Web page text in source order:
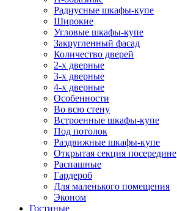
Радиусные шкафы-купе
Широкие
Угловые шкафы-купе
Закругленный фасад
Количество дверей
2-х дверные
3-х дверные
4-х дверные
Особенности
Во всю стену
Встроенные шкафы-купе
Под потолок
Раздвижные шкафы-купе
Открытая секция посередине
Распашные
Гардероб
Для маленького помещения
Эконом
Гостиные